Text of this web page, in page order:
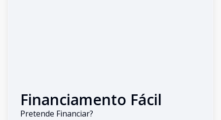
Financiamento Fácil
Pretende Financiar?